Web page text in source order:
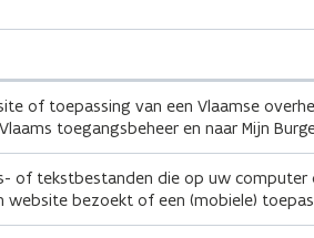
of toepassing van een Vlaamse
toegangsbeheer en naar Mijn
of tekstbestanden die op uw
website bezoekt of een (mobiele)